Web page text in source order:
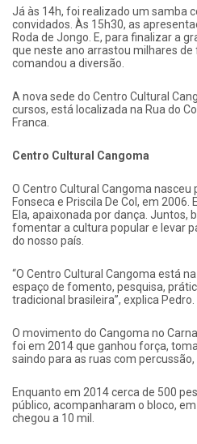
Já às 14h, foi realizado um samba
convidados. Às 15h30, as
Roda de Jongo. E, para finalizar a
que neste ano arrastou milhares de
comandou a diversão.
A nova sede do Centro Cultural
cursos, está localizada na Rua do
Franca.
Centro Cultural Cangoma
O Centro Cultural Cangoma nasceu
Fonseca e Priscila De Col, em 2006.
Ela, apaixonada por dança. Juntos,
fomentar a cultura popular e levar
do nosso país.
“O Centro Cultural Cangoma está
espaço de fomento, pesquisa,
tradicional brasileira”, explica Pedro.
O movimento do Cangoma no
foi em 2014 que ganhou força,
saindo para as ruas com percussão,
Enquanto em 2014 cerca de 500
público, acompanharam o bloco,
chegou a 10 mil.